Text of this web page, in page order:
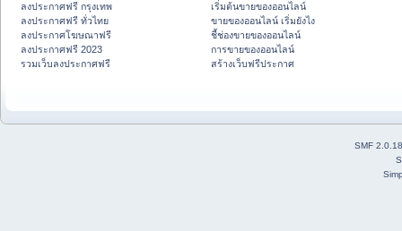
ลงประกาศฟรี กรุงเทพ
ลงประกาศฟรี ทั่วไทย
ลงประกาศโฆษณาฟรี
ลงประกาศฟรี 2023
รวมเว็บลงประกาศฟรี
เริ่มต้นขายของออนไลน์
ขายของออนไลน์ เริ่มยังไง
ชี้ช่องขายของออนไลน์
การขายของออนไลน์
สร้างเว็บฟรีประกาศ
SMF 2.0.18